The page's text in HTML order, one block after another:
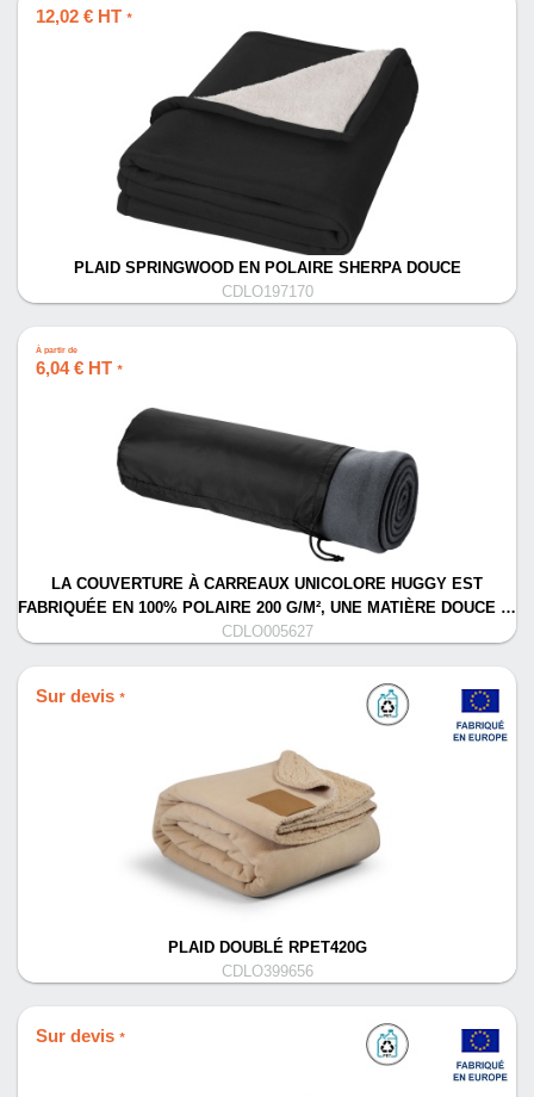
12,02 € HT *
PLAID SPRINGWOOD EN POLAIRE SHERPA DOUCE
CDLO197170
À partir de
6,04 € HT *
LA COUVERTURE À CARREAUX UNICOLORE HUGGY EST
FABRIQUÉE EN 100% POLAIRE 200 G/M², UNE MATIÈRE DOUCE …
CDLO005627
Sur devis *
PLAID DOUBLÉ RPET420G
CDLO399656
Sur devis *